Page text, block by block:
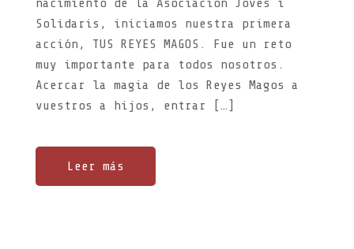
nacimiento de la Asociación Joves i
Solidaris, iniciamos nuestra primera
acción, TUS REYES MAGOS. Fue un reto
muy importante para todos nosotros.
Acercar la magia de los Reyes Magos a
vuestros a hijos, entrar […]
Leer más